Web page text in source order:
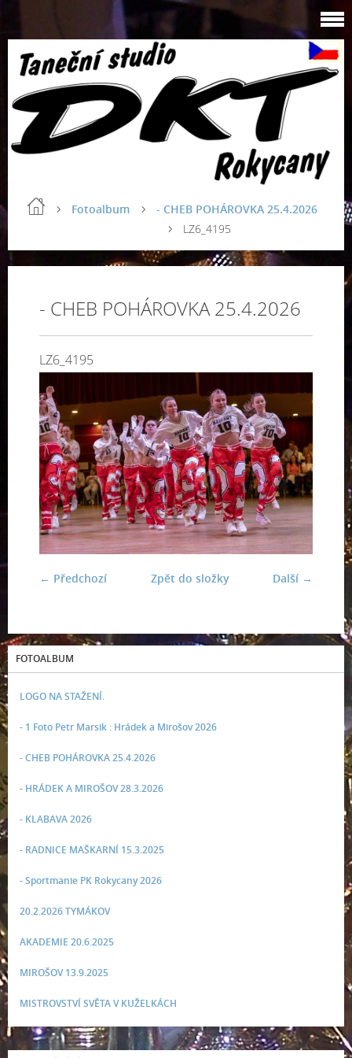
Fotoalbum
- CHEB POHÁROVKA 25.4.2026
LZ6_4195
- CHEB POHÁROVKA 25.4.2026
LZ6_4195
← Předchozí Další →
Zpět do složky
FOTOALBUM
LOGO NA STAŽENÍ.
- 1 Foto Petr Marsik : Hrádek a Mirošov 2026
- CHEB POHÁROVKA 25.4.2026
- HRÁDEK A MIROŠOV 28.3.2026
- KLABAVA 2026
- RADNICE MAŠKARNÍ 15.3.2025
- Sportmanie PK Rokycany 2026
20.2.2026 TYMÁKOV
AKADEMIE 20.6.2025
MIROŠOV 13.9.2025
MISTROVSTVÍ SVĚTA V KUŽELKÁCH